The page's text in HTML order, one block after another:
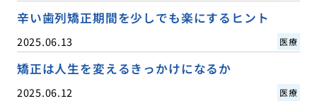
辛い歯列矯正期間を少しでも楽にするヒント
2025.06.13 医療
矯正は人生を変えるきっかけになるか
2025.06.12 医療